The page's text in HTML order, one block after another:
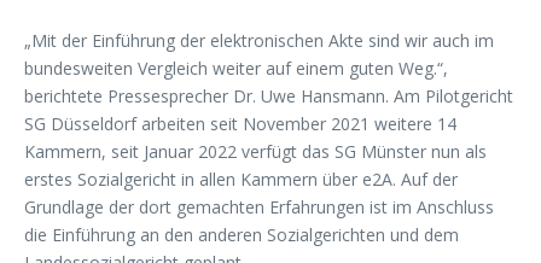
„Mit der Einführung der elektronischen Akte sind wir auch im
bundesweiten Vergleich weiter auf einem guten Weg.“,
berichtete Pressesprecher Dr. Uwe Hansmann. Am Pilotgericht
SG Düsseldorf arbeiten seit November 2021 weitere 14
Kammern, seit Januar 2022 verfügt das SG Münster nun als
erstes Sozialgericht in allen Kammern über e2A. Auf der
Grundlage der dort gemachten Erfahrungen ist im Anschluss
die Einführung an den anderen Sozialgerichten und dem